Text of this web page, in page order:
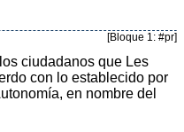
[Bloque 1: #pr]
ciudadanos que Les
con lo establecido por
en nombre del